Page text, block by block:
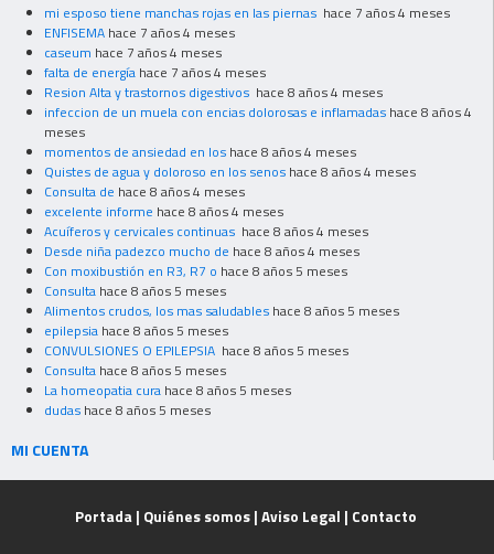
mi esposo tiene manchas rojas en las piernas hace 7 años 4 meses
ENFISEMA hace 7 años 4 meses
caseum hace 7 años 4 meses
falta de energía hace 7 años 4 meses
Resion Alta y trastornos digestivos hace 8 años 4 meses
infeccion de un muela con encias dolorosas e inflamadas hace 8 años 4
meses
momentos de ansiedad en los hace 8 años 4 meses
Quistes de agua y doloroso en los senos hace 8 años 4 meses
Consulta de hace 8 años 4 meses
excelente informe hace 8 años 4 meses
Acuíferos y cervicales continuas hace 8 años 4 meses
Desde niña padezco mucho de hace 8 años 4 meses
Con moxibustión en R3, R7 o hace 8 años 5 meses
Consulta hace 8 años 5 meses
Alimentos crudos, los mas saludables hace 8 años 5 meses
epilepsia hace 8 años 5 meses
CONVULSIONES O EPILEPSIA hace 8 años 5 meses
Consulta hace 8 años 5 meses
La homeopatia cura hace 8 años 5 meses
dudas hace 8 años 5 meses
MI CUENTA
Portada | Quiénes somos| Aviso Legal | Contacto